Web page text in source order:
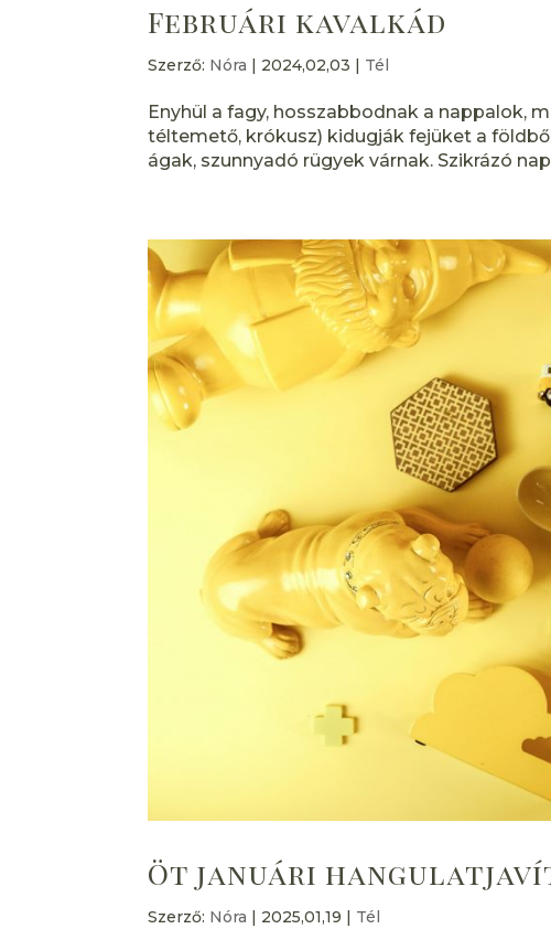
Februári kavalkád
Szerző: Nóra | 2024,02,03 | Tél
Enyhül a fagy, hosszabbodnak a nappalok,
téltemető, krókusz) kidugják fejüket a
ágak, szunnyadó rügyek várnak. Szikrázó
Öt januári
Szerző: Nóra 2025,01,19 Tél